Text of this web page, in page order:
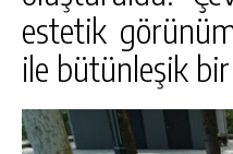
estetik
ile bütünleşik